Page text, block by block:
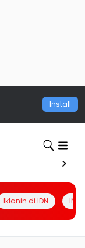
Install
Iklanin di IDN